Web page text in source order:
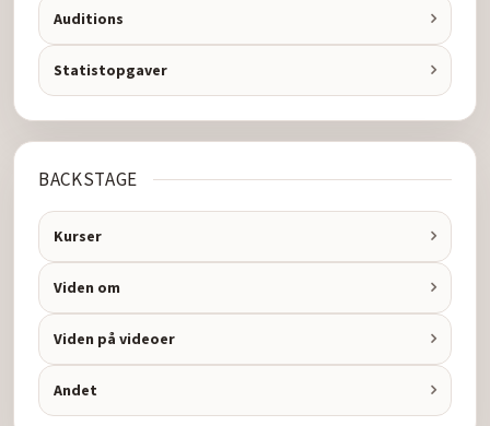
Auditions
Statistopgaver
BACKSTAGE
Kurser
Viden om
Viden på videoer
Andet